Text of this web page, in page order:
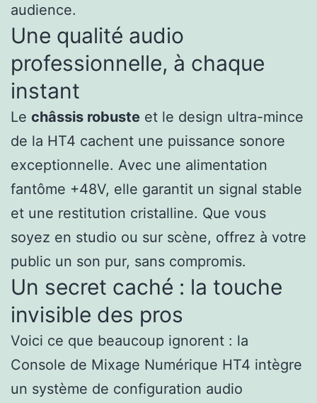
audience.
Une qualité audio
professionnelle, à chaque
instant
Le châssis robuste et le design ultra-mince
de la HT4 cachent une puissance sonore
exceptionnelle. Avec une alimentation
fantôme +48V, elle garantit un signal stable
et une restitution cristalline. Que vous
soyez en studio ou sur scène, offrez à votre
public un son pur, sans compromis.
Un secret caché : la touche
invisible des pros
Voici ce que beaucoup ignorent : la
Console de Mixage Numérique HT4 intègre
un système de configuration audio